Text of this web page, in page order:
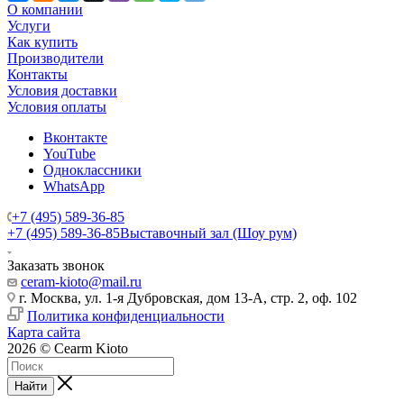
О компании
Услуги
Как купить
Производители
Контакты
Условия доставки
Условия оплаты
Вконтакте
YouTube
Одноклассники
WhatsApp
+7 (495) 589-36-85
+7 (495) 589-36-85Выставочный зал (Шоу рум)
Заказать звонок
ceram-kioto@mail.ru
г. Москва, ул. 1-я Дубровская, дом 13-А, стр. 2, оф. 102
Политика конфиденциальности
Карта сайта
2026 © Cearm Kioto
Найти